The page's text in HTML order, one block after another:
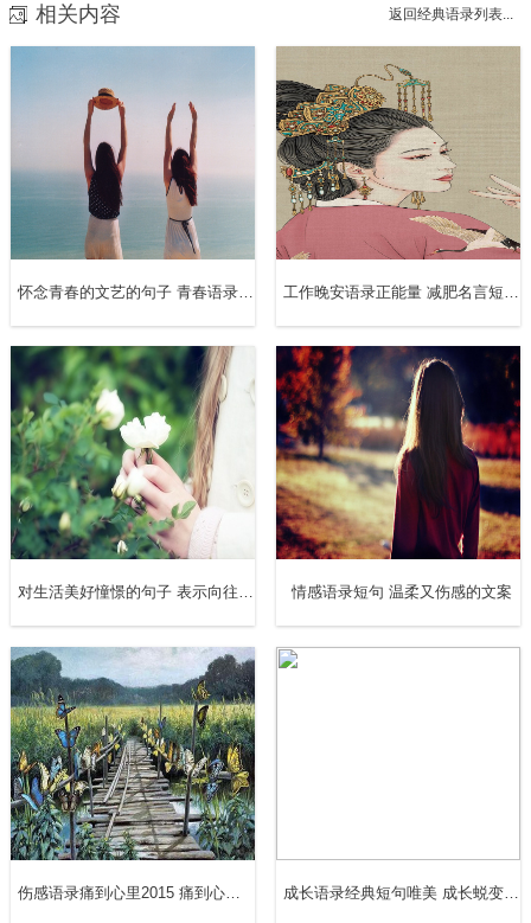
快乐还是痛苦，经历它都是一次蜕变的机会。
10、当有人逼迫你去突破自己，你要感恩她,也许你会因此
而改变和蜕变。
11、你失去的，其实从未真正属于过你，你不勇敢没人替你
坚强，失恋过后，要么沉浸在痛苦中，要么华丽的蜕变，转
身。
12、哈士奇的一生：从超萌正太向猥琐大叔的蜕变！！我好
像也看到了自己长残的过程。
13、人总是在蜕变，这是个过程。我很庆幸我们拥有不一样
的人生，却有一样的青春。
14、蜕变的过程是很痛苦的，但每一次的蜕变都会有成长的
15、都说女孩要真正爱过才会长大，就像破茧而出的蝶，有
一种蜕变的美丽。
16、流年在指缝间划过，记忆在蜕变中沉浮，心在现实中逃
避，梦在暗夜里忧伤。
17、花开是一个过程。从种子到花开是蜕变。春天，我种下
相关内容 返回经典语录列表...
对生活美好憧憬的句子 表示向往美好生活的语录 情感语录短句 温柔又伤感的文案
伤感语录痛到心里2015 痛到心碎的爱情伤感句子 成长语录经典短句唯美 成长蜕变的励志的句子